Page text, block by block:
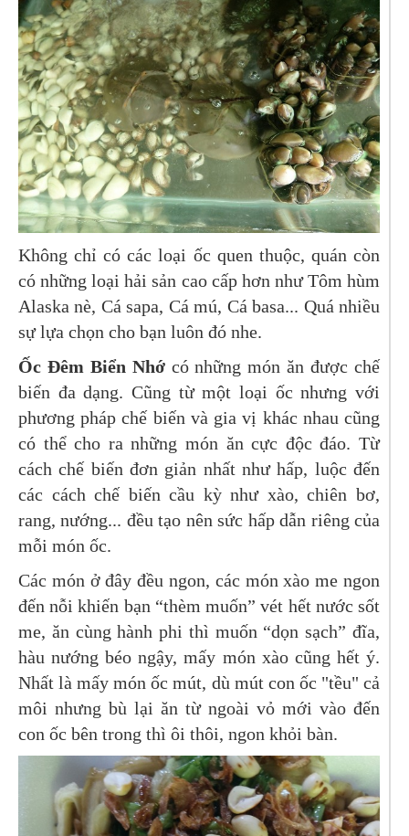
Không chỉ có các loại ốc quen thuộc, quán còn
có những loại hải sản cao cấp hơn như Tôm hùm
Alaska nè, Cá sapa, Cá mú, Cá basa... Quá nhiều
sự lựa chọn cho bạn luôn đó nhe.
Ốc Đêm Biển Nhớ có những món ăn được chế
biến đa dạng. Cũng từ một loại ốc nhưng với
phương pháp chế biến và gia vị khác nhau cũng
có thể cho ra những món ăn cực độc đáo. Từ
cách chế biến đơn giản nhất như hấp, luộc đến
các cách chế biến cầu kỳ như xào, chiên bơ,
rang, nướng... đều tạo nên sức hấp dẫn riêng của
mỗi món ốc.
Các món ở đây đều ngon, các món xào me ngon
đến nỗi khiến bạn “thèm muốn” vét hết nước sốt
me, ăn cùng hành phi thì muốn “dọn sạch” đĩa,
hàu nướng béo ngậy, mấy món xào cũng hết ý.
Nhất là mấy món ốc mút, dù mút con ốc "tều" cả
môi nhưng bù lại ăn từ ngoài vỏ mới vào đến
con ốc bên trong thì ôi thôi, ngon khỏi bàn.